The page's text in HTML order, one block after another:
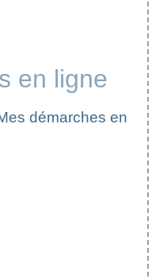
en ligne
démarches en